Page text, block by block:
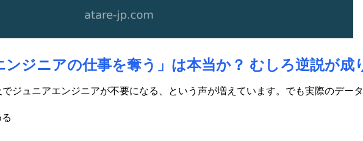
ンジニアの仕事を奪う」は本当か？ むしろ逆説が成
ジュニアエンジニアが不要になる、という声が増えています。でも実際のデー